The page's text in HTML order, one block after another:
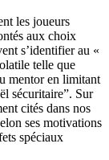
les joueurs
aux choix
s’identifier au «
telle que
mentor en limitant
sécuritaire”. Sur
cités dans nos
ses motivations
spéciaux